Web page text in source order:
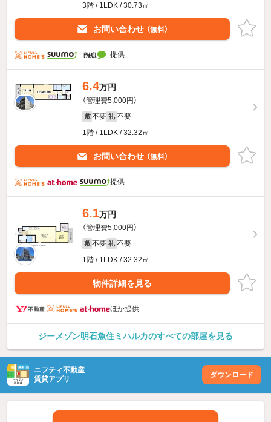
3階 / 1LDK / 30.73㎡
お問い合わせ （無料）
提供
6.4万円
（管理費5,000円）
敷 不要 礼 不要
1階 / 1LDK / 32.32㎡
お問い合わせ （無料）
提供
6.1万円
（管理費5,000円）
敷 不要 礼 不要
1階 / 1LDK / 32.32㎡
物件詳細を見る
ほか提供
ジーメゾン明石魚住ミハルカのすべての部屋を見る
ニフティ不動産
賃貸アプリ
ダウンロード